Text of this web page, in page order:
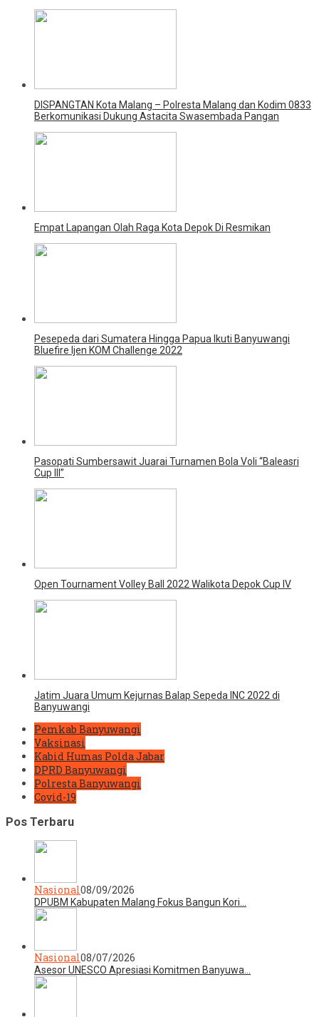
DISPANGTAN Kota Malang – Polresta Malang dan Kodim 0833
Berkomunikasi Dukung Astacita Swasembada Pangan
Empat Lapangan Olah Raga Kota Depok Di Resmikan
Pesepeda dari Sumatera Hingga Papua Ikuti Banyuwangi
Bluefire Ijen KOM Challenge 2022
Pasopati Sumbersawit Juarai Turnamen Bola Voli “Baleasri
Cup III”
Open Tournament Volley Ball 2022 Walikota Depok Cup IV
Jatim Juara Umum Kejurnas Balap Sepeda INC 2022 di
Banyuwangi
Pemkab Banyuwangi
Vaksinasi
Kabid Humas Polda Jabar
DPRD Banyuwangi
Polresta Banyuwangi
Covid-19
Pos Terbaru
Nasional08/09/2026
DPUBM Kabupaten Malang Fokus Bangun Kori…
Nasional08/07/2026
Asesor UNESCO Apresiasi Komitmen Banyuwa…